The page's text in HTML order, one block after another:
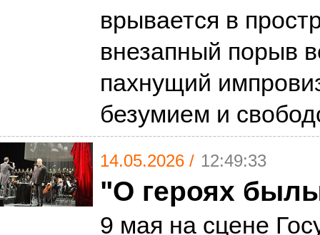
врывается в
внезапный порыв
пахнущий
безумием и
14.05.2026 / 12:49:33
"О героях
9 мая на сцене